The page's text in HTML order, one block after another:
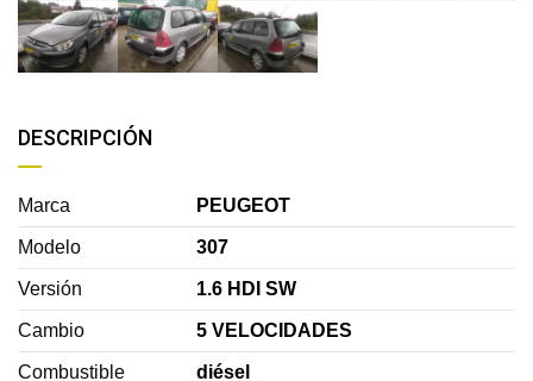
DESCRIPCIÓN
Marca PEUGEOT
Modelo 307
Versión 1.6 HDI SW
Cambio 5 VELOCIDADES
Combustible diésel